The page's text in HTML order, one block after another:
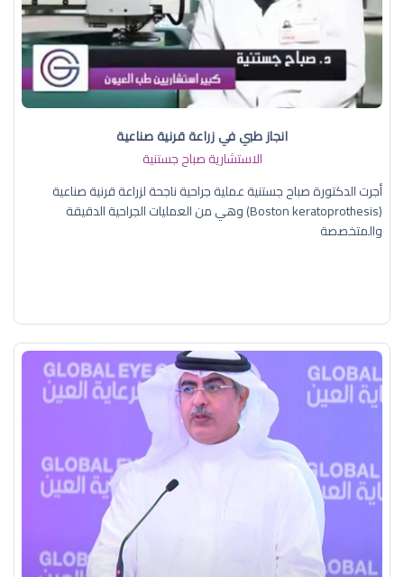
انجاز طبي في زراعة قرنية صناعية
الاستشارية صباح جستنية
أجرت الدكتورة صباح جستنية عملية جراحية ناجحة لزراعة قرنية صناعية
(Boston keratoprothesis) وهي من العمليات الجراحية الدقيقة
والمتخصصة